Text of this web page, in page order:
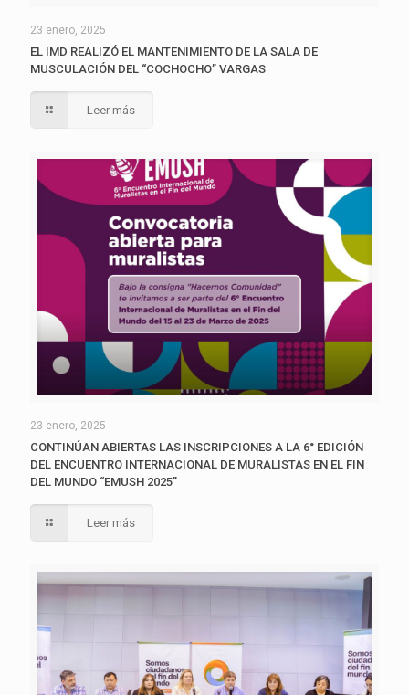
23 enero, 2025
EL IMD REALIZÓ EL MANTENIMIENTO DE LA SALA DE
MUSCULACIÓN DEL “COCHOCHO” VARGAS
Leer más
23 enero, 2025
CONTINÚAN ABIERTAS LAS INSCRIPCIONES A LA 6° EDICIÓN
DEL ENCUENTRO INTERNACIONAL DE MURALISTAS EN EL FIN
DEL MUNDO “EMUSH 2025”
Leer más